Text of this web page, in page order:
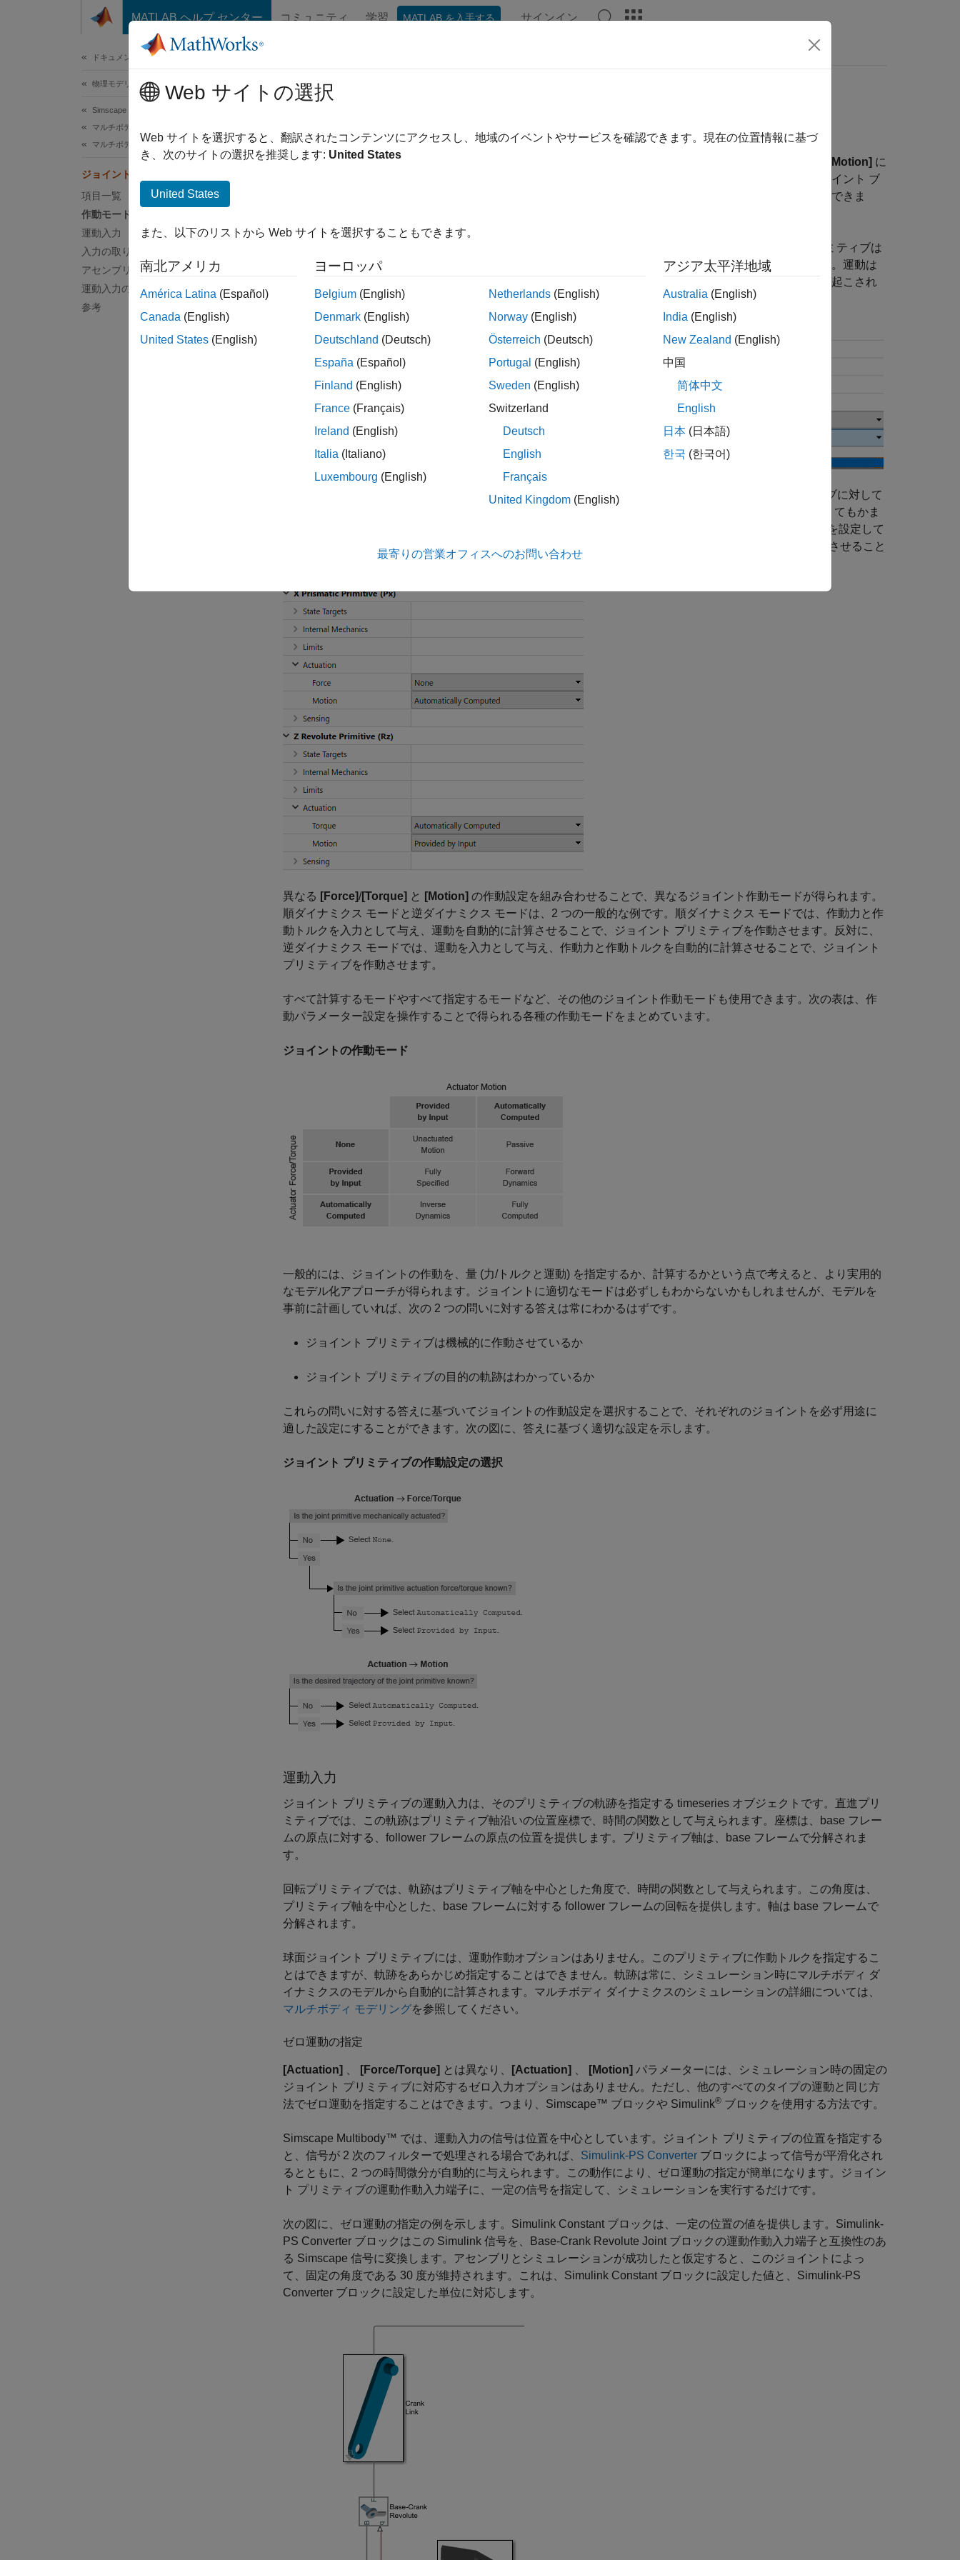
コンテンツへスキップ
MATLAB ヘルプ センター コミュニティ 学習 MATLAB を入手する サインイン
ドキュメンテーションのホーム
物理モデリング
Simscape Multibody
マルチボディ モデリング
マルチボディ ダイナミクス
ジョイントの作動入力の指定
項目一覧
作動モード
運動入力
入力の取り扱い
アセンブリとシミュレーション
運動入力の微分の指定
参考
ジョイントの作動入力の指定
作動モード
ジョイント ブロックには 2 つの作動パラメーターがあります。これらのパラメーター [Motion] に
よって、シミュレーション時のジョイントの動作が決まります。選択するパラメーター設定によって、ジョイント ブ
ロックは作動パラメーターを入力として受け入れるか、シミュレーション時に自動的に値を計算することができま
) を使用すると、作動力と作動トルクを直接ゼロに設定できます。ジョイント プリミティブは
シミュレーション時に自由に動くことができますが、アクチュエータ入力をもっているわけではありません。運動は
間接的にはモデルの他の場所に作用する力とトルクによって、直接的には速度状態ターゲットによって引き起こされ
ます。
ジョイント ブロックのすべてのパラメーターと同様に、作動パラメーター設定も各ジョイント プリミティブに対して
別々に選択します。同じブロックにある別々のジョイント プリミティブは、同じ作動設定を共有していなくてもかま
については運動入力を設定して
作動トルクを自動的に計算させ、
[X Prismatic Primitive (Px)]
については作動力なしで運動を自動的に計算させること
異なる [Force]/[Torque] と [Motion] の作動設定を組み合わせることで、異なるジョイント作動モードが得られます。
順ダイナミクス モードと逆ダイナミクス モードは、2 つの一般的な例です。順ダイナミクス モードでは、作動力と作
動トルクを入力として与え、運動を自動的に計算させることで、ジョイント プリミティブを作動させます。反対に、
逆ダイナミクス モードでは、運動を入力として与え、作動力と作動トルクを自動的に計算させることで、ジョイント
プリミティブを作動させます。
すべて計算するモードやすべて指定するモードなど、その他のジョイント作動モードも使用できます。次の表は、作
動パラメーター設定を操作することで得られる各種の作動モードをまとめています。
ジョイントの作動モード
一般的には、ジョイントの作動を、量 (力/トルクと運動) を指定するか、計算するかという点で考えると、より実用的
なモデル化アプローチが得られます。ジョイントに適切なモードは必ずしもわからないかもしれませんが、モデルを
事前に計画していれば、次の 2 つの問いに対する答えは常にわかるはずです。
ジョイント プリミティブは機械的に作動させているか
ジョイント プリミティブの目的の軌跡はわかっているか
これらの問いに対する答えに基づいてジョイントの作動設定を選択することで、それぞれのジョイントを必ず用途に
適した設定にすることができます。次の図に、答えに基づく適切な設定を示します。
ジョイント プリミティブの作動設定の選択
運動入力
ジョイント プリミティブの運動入力は、そのプリミティブの軌跡を指定する timeseries オブジェクトです。直進プリ
ミティブでは、この軌跡はプリミティブ軸沿いの位置座標で、時間の関数として与えられます。座標は、base フレー
ムの原点に対する、follower フレームの原点の位置を提供します。プリミティブ軸は、base フレームで分解されま
す。
回転プリミティブでは、軌跡はプリミティブ軸を中心とした角度で、時間の関数として与えられます。この角度は、
プリミティブ軸を中心とした、base フレームに対する follower フレームの回転を提供します。軸は base フレームで
分解されます。
球面ジョイント プリミティブには、運動作動オプションはありません。このプリミティブに作動トルクを指定するこ
とはできますが、軌跡をあらかじめ指定することはできません。軌跡は常に、シミュレーション時にマルチボディ ダ
イナミクスのモデルから自動的に計算されます。マルチボディ ダイナミクスのシミュレーションの詳細については、
マルチボディ モデリングを参照してください。
ゼロ運動の指定
[Actuation] [Force/Torque] とは異なり、 [Actuation] [Motion] パラメーターには、シミュレーション時の固定の
ジョイント プリミティブに対応するゼロ入力オプションはありません。ただし、他のすべてのタイプの運動と同じ方
法でゼロ運動を指定することはできます。つまり、Simscape™ ブロックや Simulink® ブロックを使用する方法です。
Simscape Multibody™ では、運動入力の信号は位置を中心としています。ジョイント プリミティブの位置を指定する
と、信号が 2 次のフィルターで処理される場合であれば、 Simulink-PS Converter ブロックによって信号が平滑化され
るとともに、2 つの時間微分が自動的に与えられます。この動作により、ゼロ運動の指定が簡単になります。ジョイン
ト プリミティブの運動作動入力端子に、一定の信号を指定して、シミュレーションを実行するだけです。
次の図に、ゼロ運動の指定の例を示します。Simulink Constant ブロックは、一定の位置の値を提供します。 Simulink-
PS Converter ブロックはこの Simulink 信号を、Base-Crank Revolute Joint ブロックの運動作動入力端子と互換性のあ
る Simscape 信号に変換します。アセンブリとシミュレーションが成功したと仮定すると、このジョイントによっ
て、固定の角度である 30 度が維持されます。これは、Simulink Constant ブロックに設定した値と、Simulink-PS
Converter ブロックに設定した単位に対応します。
Web サイトの選択
Web サイトを選択すると、翻訳されたコンテンツにアクセスし、地域のイベントやサービスを確認できます。現在の位置情報に基づ
き、次のサイトの選択を推奨します: United States
United States
また、以下のリストから Web サイトを選択することもできます。
南北アメリカ
América Latina (Español)
Canada (English)
United States (English)
ヨーロッパ
Belgium (English)
Denmark (English)
Deutschland (Deutsch)
España (Español)
Finland (English)
France (Français)
Ireland (English)
Italia (Italiano)
Luxembourg (English)
Netherlands (English)
Norway (English)
Österreich (Deutsch)
Portugal (English)
Sweden (English)
Switzerland
Deutsch
English
Français
United Kingdom (English)
アジア太平洋地域
Australia (English)
India (English)
New Zealand (English)
中国
简体中文
English
日本 (日本語)
한국 (한국어)
最寄りの営業オフィスへのお問い合わせ